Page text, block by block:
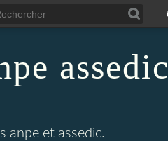
assedic
anpe et assedic.